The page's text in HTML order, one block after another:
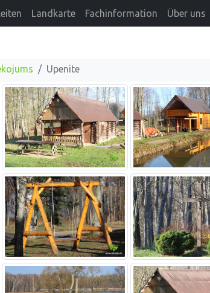
Landkarte Fachinformation Über uns
Upenite